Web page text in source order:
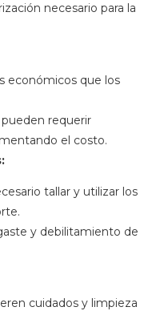
necesario para la
económicos que los
requerir
el costo.
tallar y utilizar los
y debilitamiento de
cuidados y limpieza